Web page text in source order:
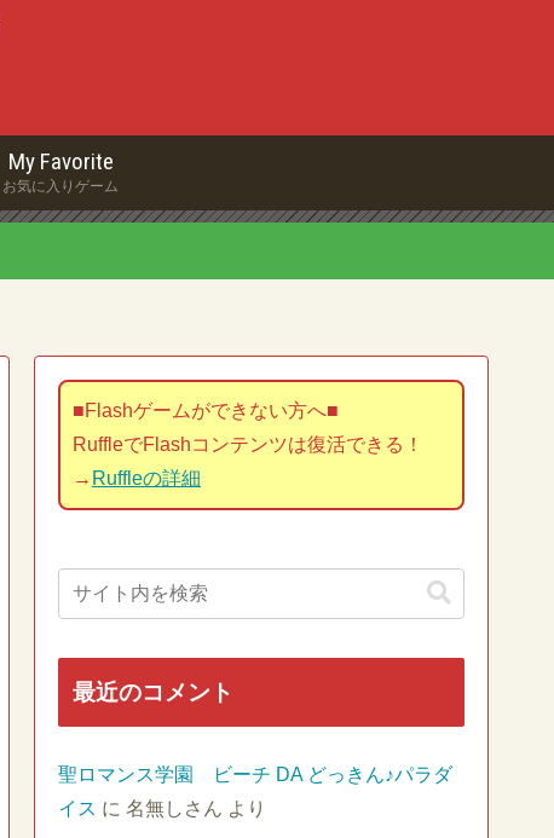
My Favorite
お気に入りゲーム
■Flashゲームができない方へ■
RuffleでFlashコンテンツは復活できる！
→ Ruffleの詳細
最近のコメント
聖ロマンス学園 ビーチ DA どっきん♪パラダ
イス に 名無しさん より